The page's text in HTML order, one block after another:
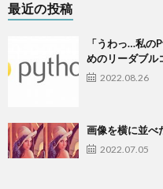
最近の投稿
「うわっ…私
めのリーダブル
2022.08.26
画像を横に並べ
2022.07.05